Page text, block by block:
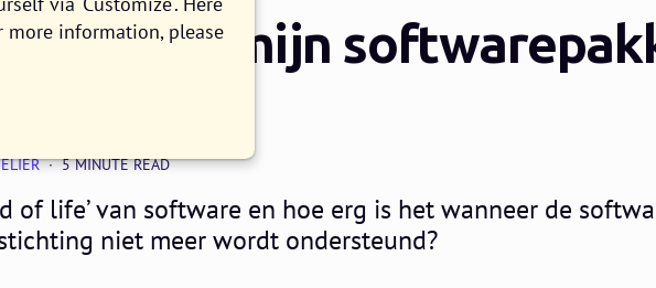
more information, please
is het als mijn
is?
5 MINUTE READ
of life’ van software en hoe erg is het wanneer de
niet meer wordt ondersteund?